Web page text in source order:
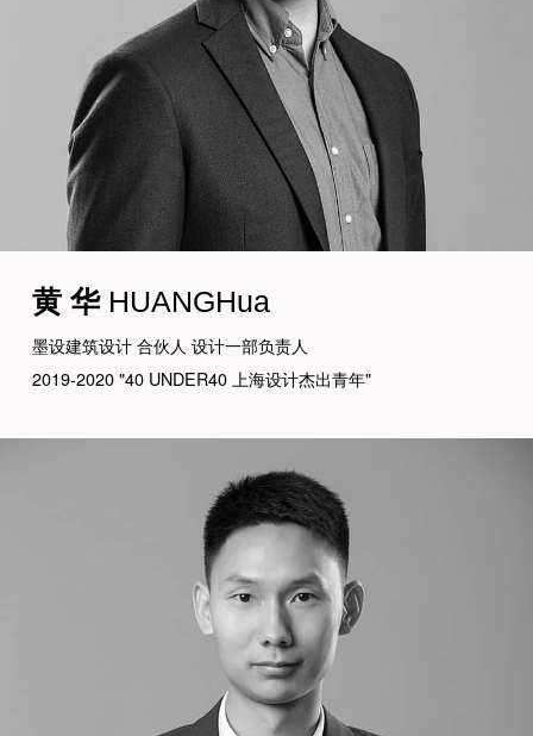
黄 华 HUANGHua
墨设建筑设计 合伙人 设计一部负责人
2019-2020 "40 UNDER40 上海设计杰出青年"